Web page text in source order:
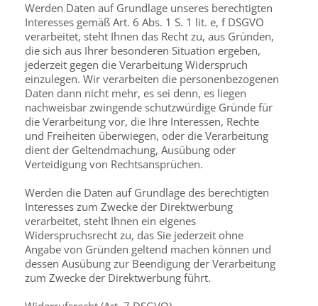
Werden Daten auf Grundlage unseres berechtigten
Interesses gemäß Art. 6 Abs. 1 S. 1 lit. e, f DSGVO
verarbeitet, steht Ihnen das Recht zu, aus Gründen,
die sich aus Ihrer besonderen Situation ergeben,
jederzeit gegen die Verarbeitung Widerspruch
einzulegen. Wir verarbeiten die personenbezogenen
Daten dann nicht mehr, es sei denn, es liegen
nachweisbar zwingende schutzwürdige Gründe für
die Verarbeitung vor, die Ihre Interessen, Rechte
und Freiheiten überwiegen, oder die Verarbeitung
dient der Geltend­machung, Ausübung oder
Verteidigung von Rechtsansprüchen.
Werden die Daten auf Grundlage des berechtigten
Interesses zum Zwecke der Direktwer­bung
verarbeitet, steht Ihnen ein eigenes
Widerspruchsrecht zu, das Sie jederzeit ohne
Angabe von Gründen geltend machen können und
dessen Ausübung zur Beendigung der Verarbeitung
zum Zwecke der Direktwerbung führt.